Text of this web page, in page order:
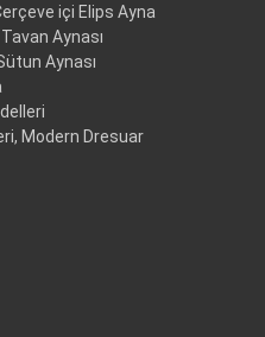
içi Elips Ayna
Aynası
Aynası
Modern Dresuar